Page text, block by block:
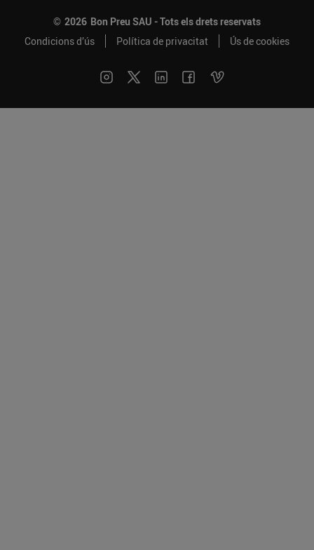
© 2026 Bon Preu SAU - Tots els drets reservats
Condicions d’ús
Política de privacitat Ús de cookies